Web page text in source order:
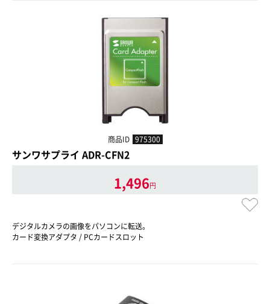
商品ID 975300
サンワサプライ ADR-CFN2
1,496円
デジタルカメラの画像をパソコンに転送。
カード変換アダプタ / PCカードスロット